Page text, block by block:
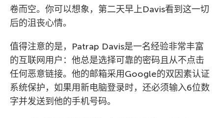
卷而空。你可以想象，第二天早上Davis看到这一切
后的沮丧心情。
值得注意的是，Patrap Davis是一名经验非常丰富
的互联网用户：他总是选择可靠的密码且从不点击
任何恶意链接。他的邮箱采用Google的双因素认证
系统保护，如果用新电脑登录时，还必须输入6位数
字并发送到他的手机号码。